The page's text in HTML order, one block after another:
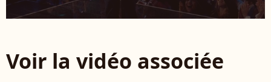
Voir la vidéo associée